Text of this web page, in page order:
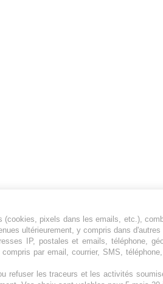
est un média sportif qui traite
de l'actualité de la Ligue 1 et
actualités de la Ligue 2 et du
| Syndication |Powered by WM
pixels dans les emails, etc.),
ultérieurement, y compris dans
IP, postales et emails, téléphone,
par email, courrier, SMS,
les traceurs et les activités